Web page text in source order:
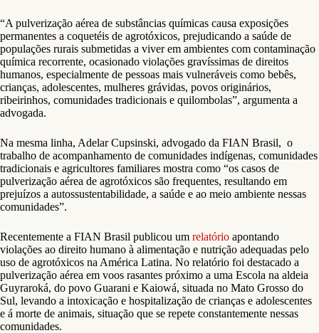
“A pulverização aérea de substâncias químicas causa exposições
permanentes a coquetéis de agrotóxicos, prejudicando a saúde de
populações rurais submetidas a viver em ambientes com contaminação
química recorrente, ocasionado violações gravíssimas de direitos
humanos, especialmente de pessoas mais vulneráveis como bebês,
crianças, adolescentes, mulheres grávidas, povos originários,
ribeirinhos, comunidades tradicionais e quilombolas”, argumenta a
advogada.
Na mesma linha, Adelar Cupsinski, advogado da FIAN Brasil, o
trabalho de acompanhamento de comunidades indígenas, comunidades
tradicionais e agricultores familiares mostra como “os casos de
pulverização aérea de agrotóxicos são frequentes, resultando em
prejuízos a autossustentabilidade, a saúde e ao meio ambiente nessas
comunidades”.
Recentemente a FIAN Brasil publicou um relatório apontando
violações ao direito humano à alimentação e nutrição adequadas pelo
uso de agrotóxicos na América Latina. No relatório foi destacado a
pulverização aérea em voos rasantes próximo a uma Escola na aldeia
Guyraroká, do povo Guarani e Kaiowá, situada no Mato Grosso do
Sul, levando a intoxicação e hospitalização de crianças e adolescentes
e á morte de animais, situação que se repete constantemente nessas
comunidades.